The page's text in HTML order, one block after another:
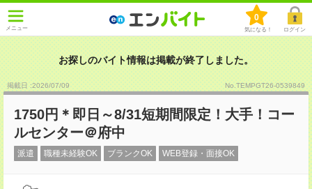
メニュー
0
気になる！ ログイン
お探しのバイト情報は掲載が終了しました。
掲載日 :2026/07/09 No.TEMPGT26-0539849
1750円＊即日～8/31短期間限定！大手！コー
ルセンター＠府中
派遣 職種未経験OK ブランクOK WEB登録・面接OK